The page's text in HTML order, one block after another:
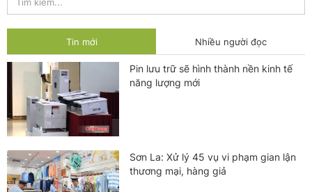
Tin mới Nhiều người đọc
Pin lưu trữ sẽ hình thành nền kinh tế
năng lượng mới
Sơn La: Xử lý 45 vụ vi phạm gian lận
thương mại, hàng giả